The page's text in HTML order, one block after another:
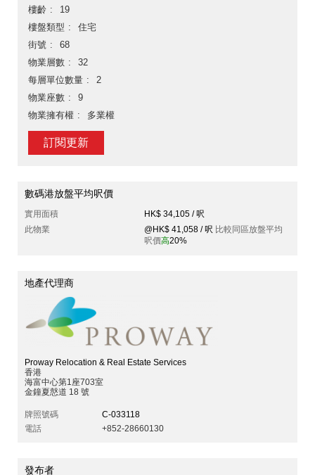
樓齡
19
樓盤類型
住宅
街號
68
物業層數
32
每層單位數量
2
物業座數
9
物業擁有權
多業權
訂閱更新
數碼港放盤平均呎價
實用面積
HK$ 34,105 / 呎
此物業
@HK$ 41,058 / 呎 比較同區放盤平均
呎價高20%
地產代理商
Proway Relocation & Real Estate Services
香港
海富中心第1座703室
金鐘夏慤道 18 號
牌照號碼
C-033118
電話
+852-28660130
發布者